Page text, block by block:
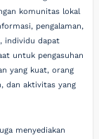
komunitas lokal
pengalaman,
individu dapat
untuk pengasuhan
yang kuat, orang
dan aktivitas yang
menyediakan